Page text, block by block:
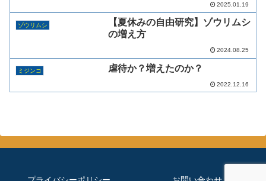
2025.01.19
ゾウリムシ
【夏休みの自由研究】ゾウリムシ
の増え方
2024.08.25
ミジンコ 虐待か？増えたのか？
2022.12.16